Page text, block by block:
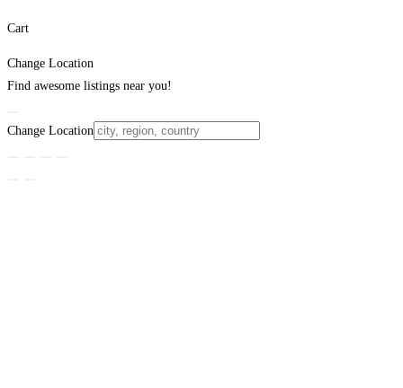
Cart
Change Location
Find awesome listings near you!
Change Location